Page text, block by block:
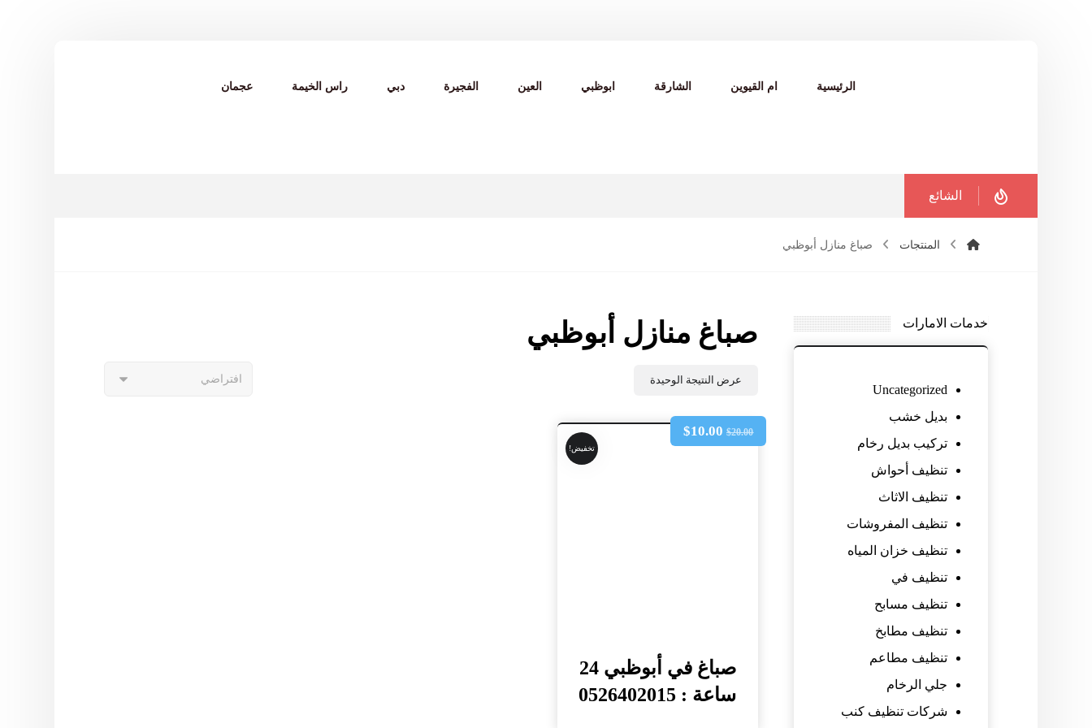
الرئيسية ام القيوين الشارقة ابوظبي العين الفجيرة دبي راس الخيمة عجمان
الشائع
المنتجات صباغ منازل أبوظبي
صباغ منازل أبوظبي
عرض النتيجة الوحيدة
تخفيض!
صباغ في أبوظبي 24
ساعة : 0526402015
$20.00
$10.00
خدمات الامارات
Uncategorized
بديل خشب
تركيب بديل رخام
تنظيف أحواش
تنظيف الاثاث
تنظيف المفروشات
تنظيف خزان المياه
تنظيف في
تنظيف مسابح
تنظيف مطابخ
تنظيف مطاعم
جلي الرخام
شركات تنظيف كنب